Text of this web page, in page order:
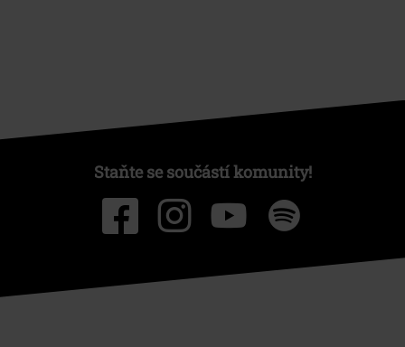
Staňte se součástí komunity!